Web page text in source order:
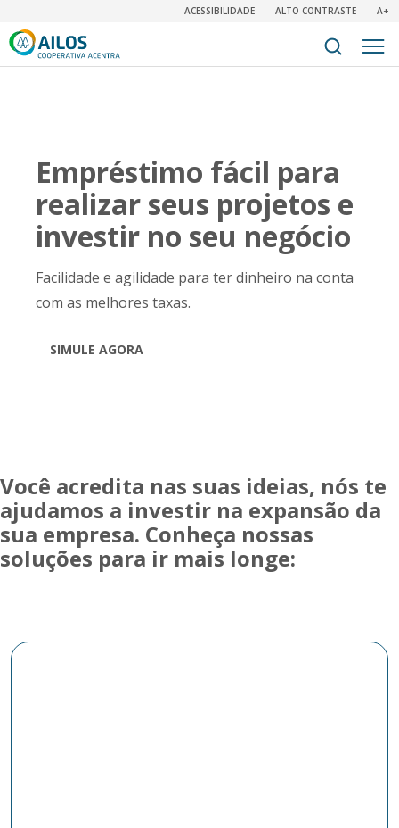
ACESSIBILIDADE ALTO CONTRASTE A+
Empréstimo fácil para
realizar seus projetos e
investir no seu negócio
Facilidade e agilidade para ter dinheiro na conta
com as melhores taxas.
SIMULE AGORA
Você acredita nas suas ideias, nós te
ajudamos a investir na expansão da
sua empresa. Conheça nossas
soluções para ir mais longe: